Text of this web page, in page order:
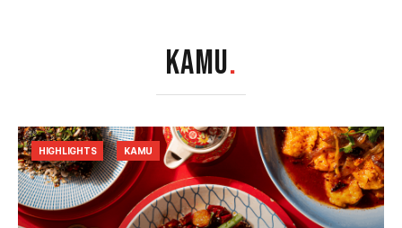
KAMU.
HIGHLIGHTS KAMU